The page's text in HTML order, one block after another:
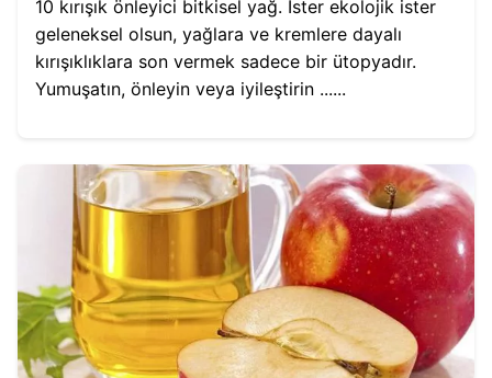
10 kırışık önleyici bitkisel yağ. İster ekolojik ister
geleneksel olsun, yağlara ve kremlere dayalı
kırışıklıklara son vermek sadece bir ütopyadır.
Yumuşatın, önleyin veya iyileştirin ......